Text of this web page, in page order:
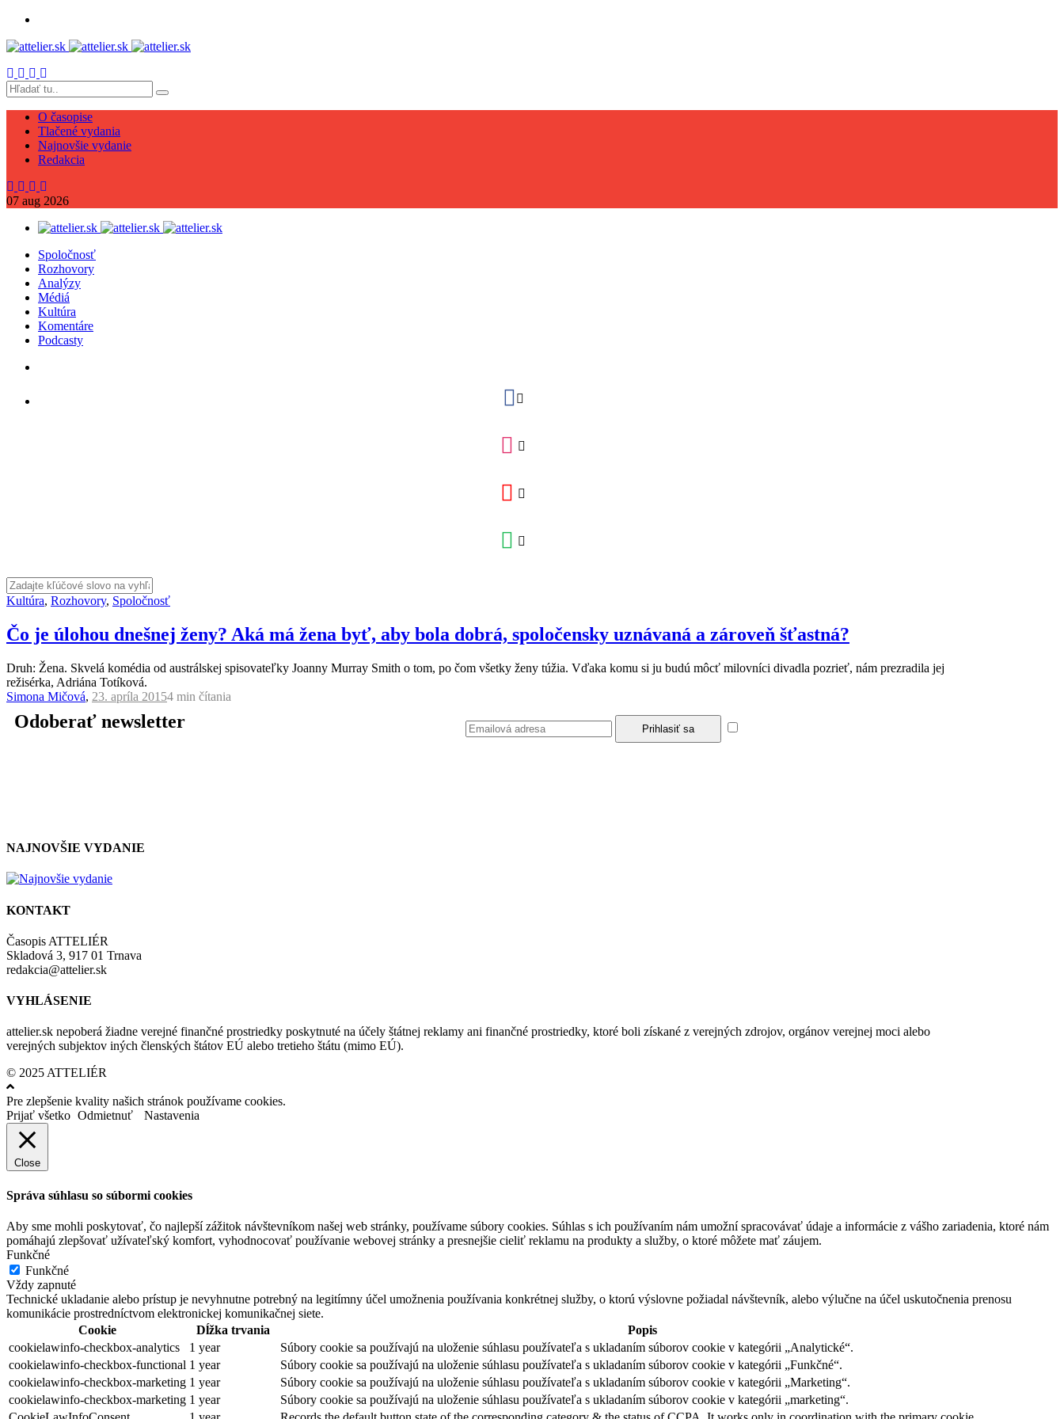
O časopise
Tlačené vydania
Najnovšie vydanie
Redakcia
07 aug 2026
Spoločnosť
Rozhovory
Analýzy
Médiá
Kultúra
Komentáre
Podcasty
Kultúra, Rozhovory, Spoločnosť
Čo je úlohou dnešnej ženy? Aká má žena byť, aby bola dobrá, spoločensky uznávaná a zároveň šťastná?
Druh: Žena. Skvelá komédia od austrálskej spisovateľky Joanny Murray Smith o tom, po čom všetky ženy túžia. Vďaka komu si ju budú môcť milovníci divadla pozrieť, nám prezradila jej
režisérka, Adriána Totíková.
Simona Mičová, 23. apríla 20154 min čítania
Odoberať newsletter
NAJNOVŠIE VYDANIE
KONTAKT
Časopis ATTELIÉR
Skladová 3, 917 01 Trnava
redakcia@attelier.sk
VYHLÁSENIE
attelier.sk nepoberá žiadne verejné finančné prostriedky poskytnuté na účely štátnej reklamy ani finančné prostriedky, ktoré boli získané z verejných zdrojov, orgánov verejnej moci alebo
verejných subjektov iných členských štátov EÚ alebo tretieho štátu (mimo EÚ).
© 2025 ATTELIÉR
Pre zlepšenie kvality našich stránok používame cookies.
Prijať všetko Odmietnuť Nastavenia
Close
Správa súhlasu so súbormi cookies
Aby sme mohli poskytovať, čo najlepší zážitok návštevníkom našej web stránky, používame súbory cookies. Súhlas s ich používaním nám umožní spracovávať údaje a informácie z vášho zariadenia, ktoré nám
pomáhajú zlepšovať užívateľský komfort, vyhodnocovať používanie webovej stránky a presnejšie cieliť reklamu na produkty a služby, o ktoré môžete mať záujem.
Funkčné
Funkčné
Vždy zapnuté
Technické ukladanie alebo prístup je nevyhnutne potrebný na legitímny účel umožnenia používania konkrétnej služby, o ktorú výslovne požiadal návštevník, alebo výlučne na účel uskutočnenia prenosu
komunikácie prostredníctvom elektronickej komunikačnej siete.
Cookie
Dĺžka trvania
Popis
cookielawinfo-checkbox-analytics
1 year
Súbory cookie sa používajú na uloženie súhlasu používateľa s ukladaním súborov cookie v kategórii „Analytické“.
cookielawinfo-checkbox-functional 1 year
Súbory cookie sa používajú na uloženie súhlasu používateľa s ukladaním súborov cookie v kategórii „Funkčné“.
cookielawinfo-checkbox-marketing 1 year
Súbory cookie sa používajú na uloženie súhlasu používateľa s ukladaním súborov cookie v kategórii „Marketing“.
cookielawinfo-checkbox-marketing 1 year
Súbory cookie sa používajú na uloženie súhlasu používateľa s ukladaním súborov cookie v kategórii „marketing“.